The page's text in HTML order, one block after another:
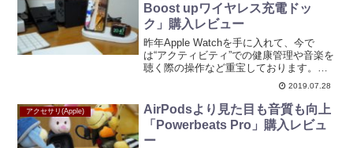
Boost upワイヤレス充電ドッ
ク」購入レビュー
昨年Apple Watchを手に入れて、今で
は“アクティビティ”での健康管理や音楽を
聴く際の操作など重宝しております。毎
日使えば使うほど充電が欠かせなくなる
わけで、長くても2日に1度は充電してい
ます。さらにiPhoneは毎日充電します
し、i...
2019.07.28
アクセサリ(Apple)
AirPodsより見た目も音質も向上
「Powerbeats Pro」購入レビュ
ー